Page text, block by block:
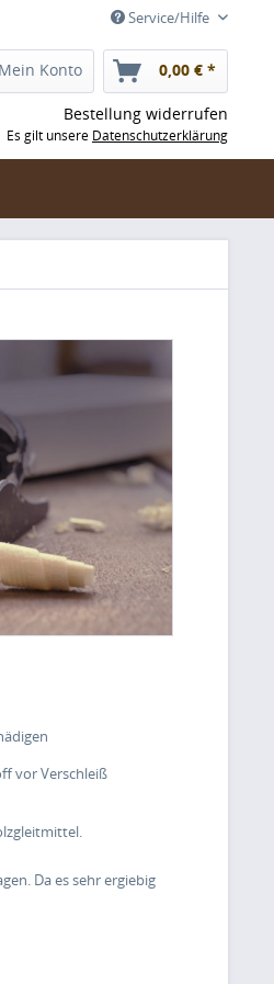
Service/Hilfe
Mein Konto 0,00 € *
Bestellung widerrufen
Es gilt unsere Datenschutzerklärung
vor Verschleiß
Da es sehr ergiebig